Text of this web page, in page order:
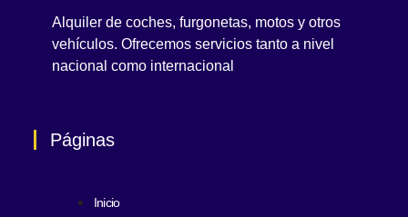
Alquiler de coches, furgonetas, motos y otros
vehículos. Ofrecemos servicios tanto a nivel
nacional como internacional
Páginas
Inicio